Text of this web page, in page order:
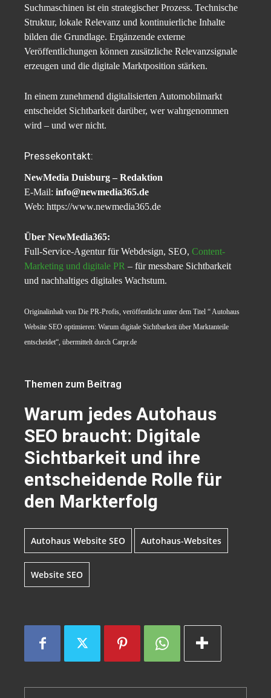
Suchmaschinen ist ein strategischer Prozess. Technische
Struktur, lokale Relevanz und kontinuierliche Inhalte
bilden die Grundlage. Ergänzende externe
Veröffentlichungen können zusätzliche Relevanzsignale
erzeugen und die digitale Marktposition stärken.
In einem zunehmend digitalisierten Automobilmarkt
entscheidet Sichtbarkeit darüber, wer wahrgenommen
wird – und wer nicht.
Pressekontakt:
NewMedia Duisburg – Redaktion
E-Mail: info@newmedia365.de
Web: https://www.newmedia365.de
Über NewMedia365:
Full-Service-Agentur für Webdesign, SEO, Content-
Marketing und digitale PR – für messbare Sichtbarkeit
und nachhaltiges digitales Wachstum.
Originalinhalt von Die PR-Profis, veröffentlicht unter dem Titel “ Autohaus
Website SEO optimieren: Warum digitale Sichtbarkeit über Marktanteile
entscheidet“, übermittelt durch Carpr.de
Themen zum Beitrag
Warum jedes Autohaus
SEO braucht: Digitale
Sichtbarkeit und ihre
entscheidende Rolle für
den Markterfolg
Autohaus Website SEO Autohaus-Websites
Website SEO